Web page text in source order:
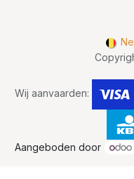
Wij aanvaarden:
Aangeboden door